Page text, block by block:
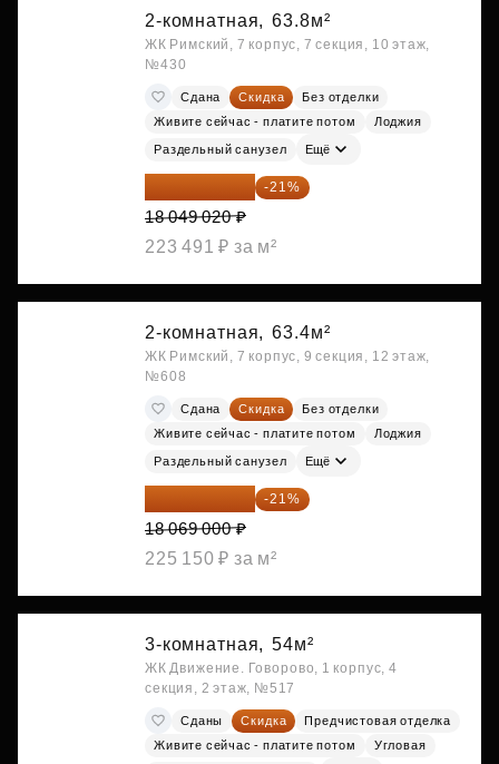
2-комнатная, 63.8м²
ЖК Римский, 7 корпус, 7 секция, 10 этаж,
№430
Сдана Скидка
Без отделки
Живите сейчас - платите потом
Лоджия
Раздельный санузел Ещё
14 258 726 ₽ -21%
18 049 020 ₽
223 491 ₽ за м²
2-комнатная, 63.4м²
ЖК Римский, 7 корпус, 9 секция, 12 этаж,
№608
Сдана Скидка
Без отделки
Живите сейчас - платите потом
Лоджия
Раздельный санузел Ещё
14 274 510 ₽ -21%
18 069 000 ₽
225 150 ₽ за м²
3-комнатная, 54м²
ЖК Движение. Говорово, 1 корпус, 4
секция, 2 этаж, №517
Сданы Скидка
Предчистовая отделка
Живите сейчас - платите потом
Угловая